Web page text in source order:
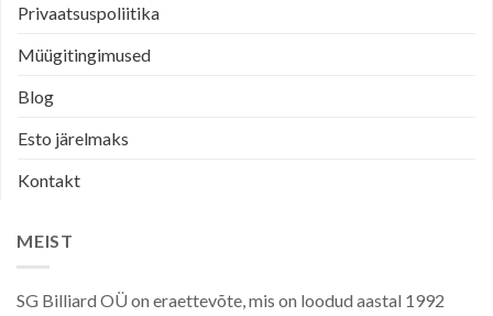
Privaatsuspoliitika
Müügitingimused
Blog
Esto järelmaks
Kontakt
MEIST
SG Billiard OÜ on eraettevõte, mis on loodud aastal 1992